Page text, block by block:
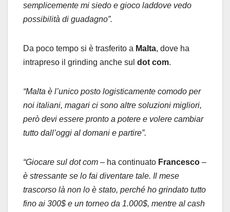
semplicemente mi siedo e gioco laddove vedo
possibilità di guadagno”.
Da poco tempo si è trasferito a Malta, dove ha
intrapreso il grinding anche sul dot com.
“Malta è l’unico posto logisticamente comodo per
noi italiani, magari ci sono altre soluzioni migliori,
però devi essere pronto a potere e volere cambiar
tutto dall’oggi al domani e partire”.
“Giocare sul dot com – ha continuato Francesco –
è stressante se lo fai diventare tale. Il mese
trascorso là non lo è stato, perché ho grindato tutto
fino ai 300$ e un torneo da 1.000$, mentre al cash